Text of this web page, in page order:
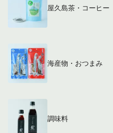
屋久島茶・コーヒー
海産物・おつまみ
調味料